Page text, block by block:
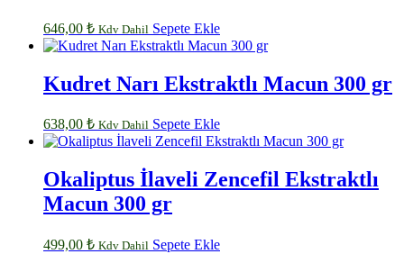
646,00 ₺ Kdv Dahil Sepete Ekle
Kudret Narı Ekstraktlı Macun 300 gr
638,00 ₺ Kdv Dahil Sepete Ekle
Okaliptus İlaveli Zencefil Ekstraktlı
Macun 300 gr
499,00 ₺ Kdv Dahil Sepete Ekle